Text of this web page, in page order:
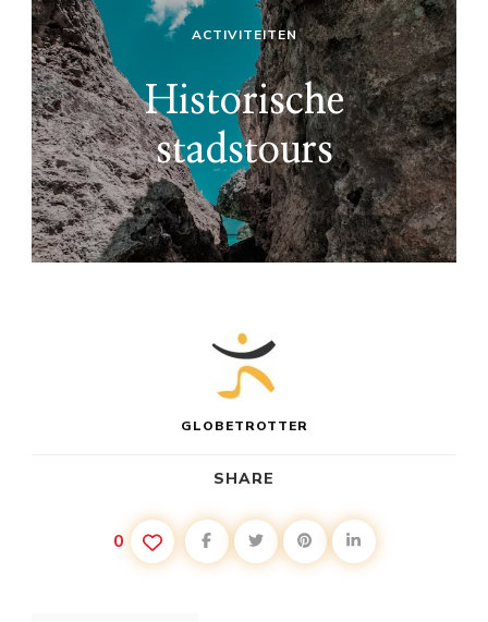
ACTIVITEITEN
Historische
stadstours
GLOBETROTTER
SHARE
0